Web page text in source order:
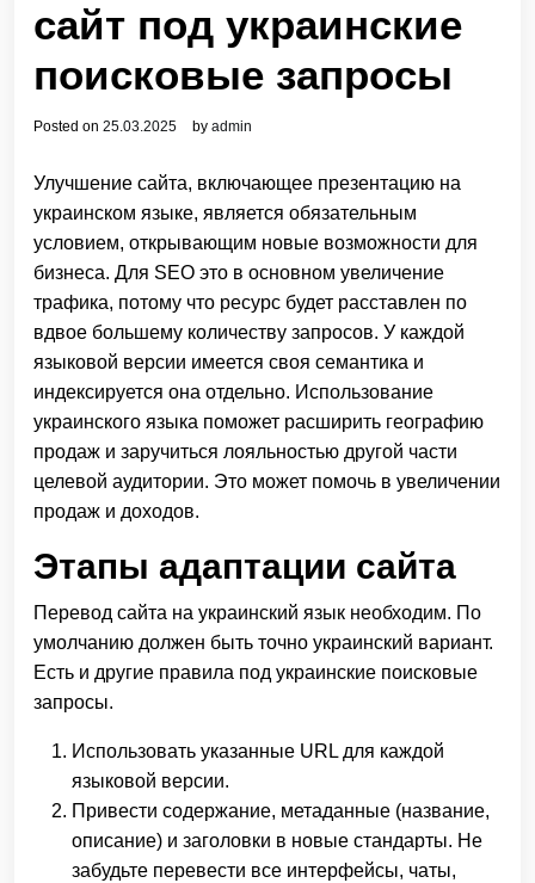
сайт под украинские
поисковые запросы
Posted on 25.03.2025 by admin
Улучшение сайта, включающее презентацию на
украинском языке, является обязательным
условием, открывающим новые возможности для
бизнеса. Для SEO это в основном увеличение
трафика, потому что ресурс будет расставлен по
вдвое большему количеству запросов. У каждой
языковой версии имеется своя семантика и
индексируется она отдельно. Использование
украинского языка поможет расширить географию
продаж и заручиться лояльностью другой части
целевой аудитории. Это может помочь в увеличении
продаж и доходов.
Этапы адаптации сайта
Перевод сайта на украинский язык необходим. По
умолчанию должен быть точно украинский вариант.
Есть и другие правила под украинские поисковые
запросы.
Использовать указанные URL для каждой
языковой версии.
Привести содержание, метаданные (название,
описание) и заголовки в новые стандарты. Не
забудьте перевести все интерфейсы, чаты,